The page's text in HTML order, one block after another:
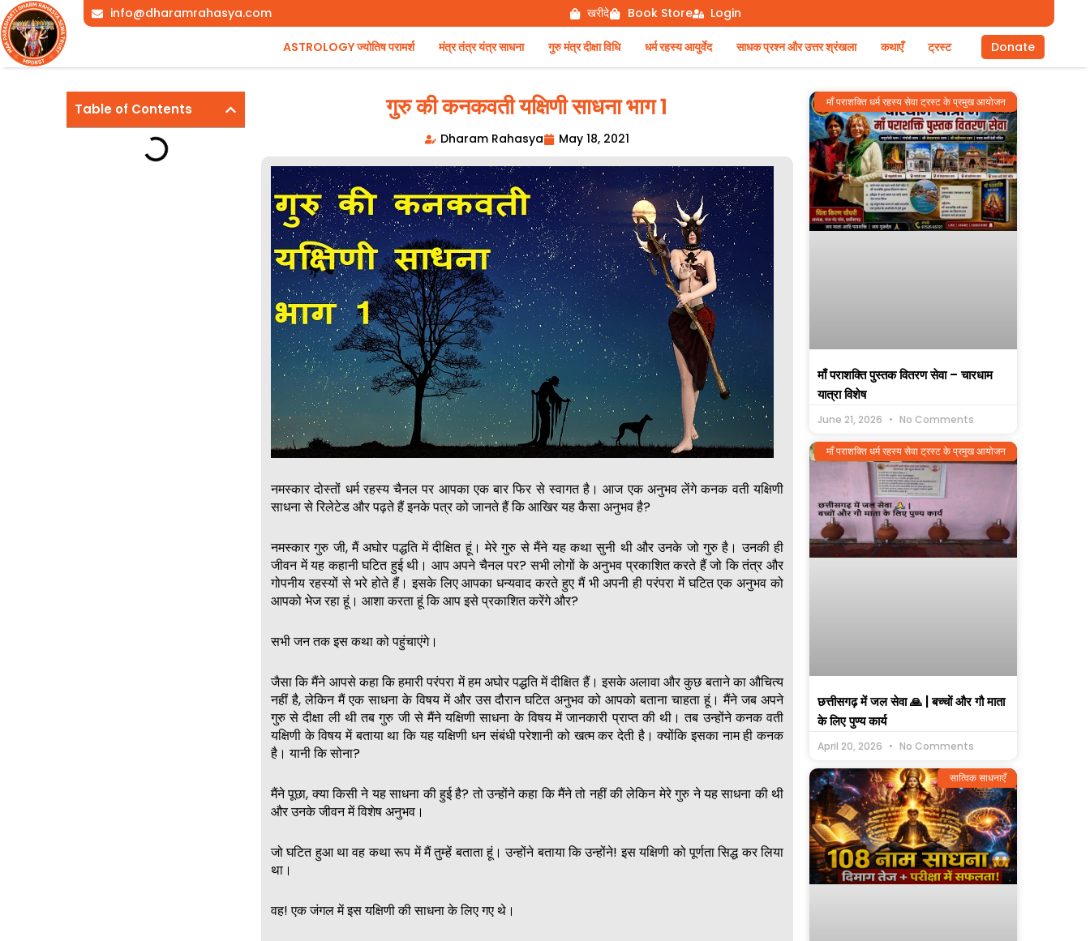
Skip
to
content
info@dharamrahasya.com खरीदे Book Store Login
ASTROLOGY ज्योतिष परामर्श मंत्र तंत्र यंत्र साधना गुरु मंत्र दीक्षा विधि धर्म रहस्य आयुर्वेद साधक प्रश्न और उत्तर श्रंखला कथाएँ ट्रस्ट Donate
Table of Contents गुरु की कनकवती यक्षिणी साधना भाग 1
Dharam Rahasya May 18, 2021
नमस्कार दोस्तों धर्म रहस्य चैनल पर आपका एक बार फिर से स्वागत है। आज एक अनुभव लेंगे कनक वती यक्षिणी
साधना से रिलेटेड और पढ़ते हैं इनके पत्र को जानते हैं कि आखिर यह कैसा अनुभव है?
नमस्कार गुरु जी, मैं अघोर पद्धति में दीक्षित हूं। मेरे गुरु से मैंने यह कथा सुनी थी और उनके जो गुरु है। उनकी ही
जीवन में यह कहानी घटित हुई थी। आप अपने चैनल पर? सभी लोगों के अनुभव प्रकाशित करते हैं जो कि तंत्र और
गोपनीय रहस्यों से भरे होते हैं। इसके लिए आपका धन्यवाद करते हुए मैं भी अपनी ही परंपरा में घटित एक अनुभव को
आपको भेज रहा हूं। आशा करता हूं कि आप इसे प्रकाशित करेंगे और?
सभी जन तक इस कथा को पहुंचाएंगे।
जैसा कि मैंने आपसे कहा कि हमारी परंपरा में हम अघोर पद्धति में दीक्षित हैं। इसके अलावा और कुछ बताने का औचित्य
नहीं है, लेकिन मैं एक साधना के विषय में और उस दौरान घटित अनुभव को आपको बताना चाहता हूं। मैंने जब अपने
गुरु से दीक्षा ली थी तब गुरु जी से मैंने यक्षिणी साधना के विषय में जानकारी प्राप्त की थी। तब उन्होंने कनक वती
यक्षिणी के विषय में बताया था कि यह यक्षिणी धन संबंधी परेशानी को खत्म कर देती है। क्योंकि इसका नाम ही कनक
है। यानी कि सोना?
मैंने पूछा, क्या किसी ने यह साधना की हुई है? तो उन्होंने कहा कि मैंने तो नहीं की लेकिन मेरे गुरु ने यह साधना की थी
और उनके जीवन में विशेष अनुभव।
जो घटित हुआ था वह कथा रूप में मैं तुम्हें बताता हूं। उन्होंने बताया कि उन्होंने! इस यक्षिणी को पूर्णता सिद्ध कर लिया
था।
वह! एक जंगल में इस यक्षिणी की साधना के लिए गए थे।
माँ पराशक्ति धर्म रहस्य सेवा ट्रस्ट के प्रमुख आयोजन
माँ पराशक्ति पुस्तक वितरण सेवा – चारधाम
यात्रा विशेष
June 21, 2026 No Comments
माँ पराशक्ति धर्म रहस्य सेवा ट्रस्ट के प्रमुख आयोजन
छत्तीसगढ़ में जल सेवा 🙏 | बच्चों और गौ माता
के लिए पुण्य कार्य
April 20, 2026 No Comments
सात्विक साधनाएँ